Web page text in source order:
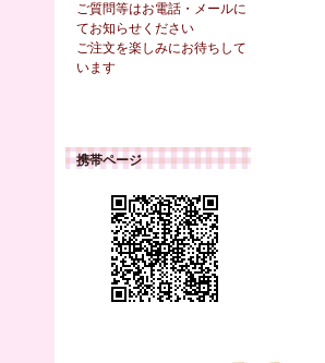
ご質問等はお電話・メールに
てお知らせください
ご注文を楽しみにお待ちして
います
携帯ページ